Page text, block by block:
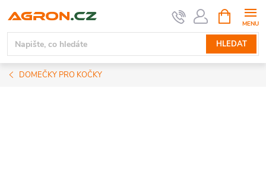
na
obsah
HLEDAT
NÁKUPNÍ
KOŠÍK
DOMEČKY PRO KOČKY